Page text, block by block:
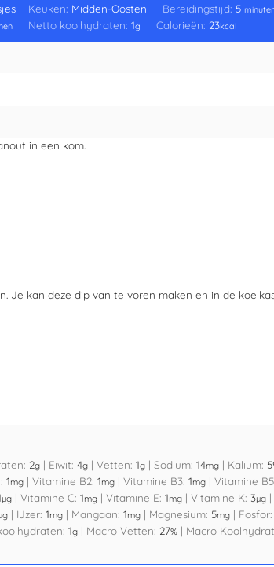
Keuken: Midden-Oosten Bereidingstijd: 5
Netto koolhydraten: 1g Calorieën: 23kcal
in een kom.
Je kan deze dip van te voren maken en in de
2g | Eiwit: 4g | Vetten: 1g | Sodium: 14mg | Kalium:
1mg | Vitamine B2: 1mg | Vitamine B3: 1mg | Vitamine
µg | Vitamine C: 1mg | Vitamine E: 1mg | Vitamine K: 3µg |
| IJzer: 1mg | Mangaan: 1mg | Magnesium: 5mg | Fosfor:
1g | Macro Vetten: 27% | Macro